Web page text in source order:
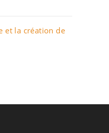
et la création de